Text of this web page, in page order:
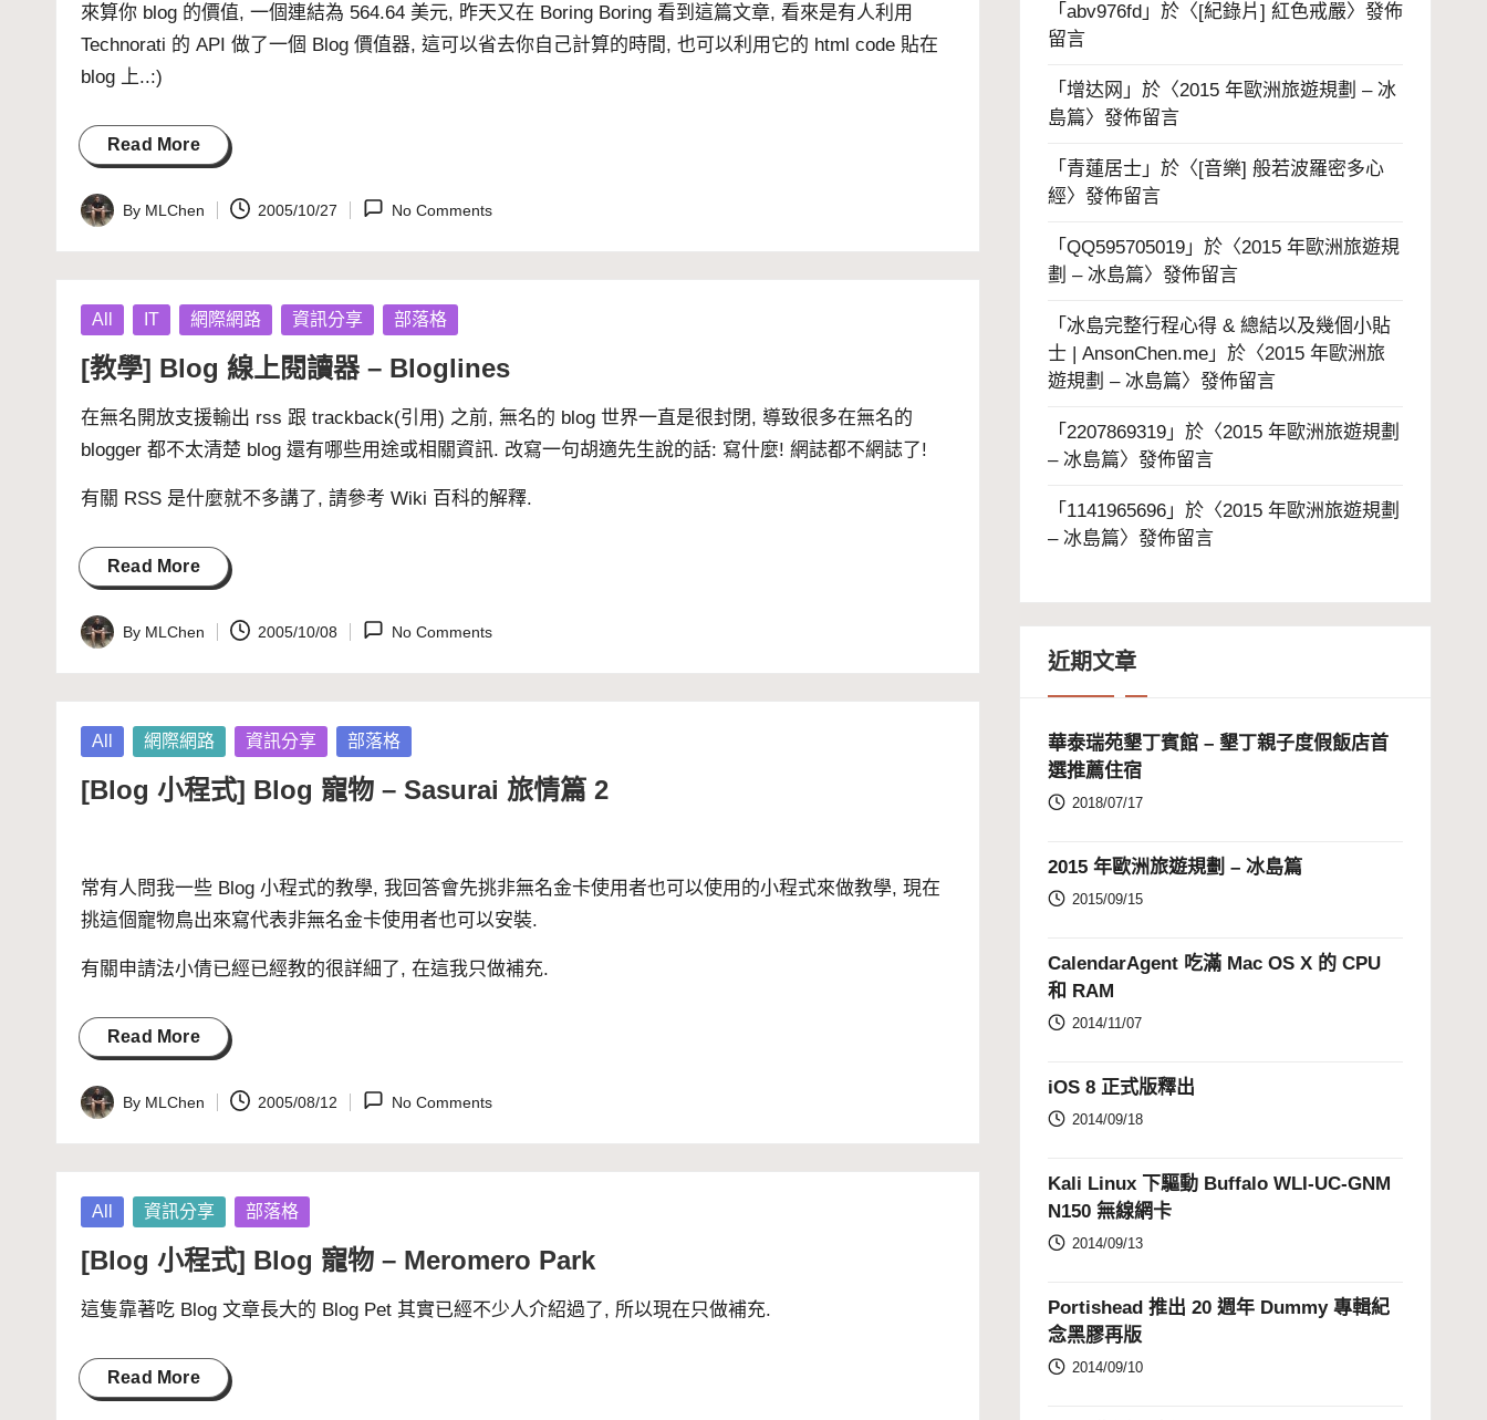
來算你 blog 的價值, 一個連結為 564.64 美元, 昨天又在 Boring Boring 看到這篇文章, 看來是有人利用
Technorati 的 API 做了一個 Blog 價值器, 這可以省去你自己計算的時間, 也可以利用它的 html code 貼在
blog 上..:)
Read More
Posted
by
By MLChen 2005/10/27 No Comments
Posted
All IT 網際網路 資訊分享 部落格
[教學] Blog 線上閱讀器 – Bloglines
在無名 開放支援輸出 rss 跟 trackback(引用) 之前, 無名的 blog 世界一直是很封閉, 導致很多在無名的
blogger 都不太清楚 blog 還有哪些用途或相關資訊. 改寫一句胡適先生說的話: 寫什麼! 網誌都不網誌了!
有關 RSS 是什麼就不多講了, 請參考 Wiki 百科的解釋.
Read More
Posted
by
By MLChen 2005/10/08 No Comments
Posted
All 網際網路 資訊分享 部落格
[Blog 小程式] Blog 寵物 – Sasurai 旅情篇 2
常有人問我一些 Blog 小程式的教學, 我回答會先挑非無名金卡使用者也可以使用的小程式來做教學, 現在
挑這個寵物鳥出來寫代表非無名金卡使用者也可以安裝.
有關申請法小倩已經已經教的很詳細了, 在這我只做補充.
Read More
Posted
by
By MLChen 2005/08/12 No Comments
Posted
All 資訊分享 部落格
[Blog 小程式] Blog 寵物 – Meromero Park
這隻靠著吃 Blog 文章長大的 Blog Pet 其實已經不少人介紹過了, 所以現在只做補充.
Read More
「 abv976fd」於〈[紀錄片] 紅色戒嚴〉發佈
留言
「 增达网 」於〈2015 年歐洲旅遊規劃 – 冰
島篇〉發佈留言
「 青蓮居士」於〈[音樂] 般若波羅密多心
經〉發佈留言
「 QQ595705019」於〈2015 年歐洲旅遊規
劃 – 冰島篇〉發佈留言
「 冰島完整行程心得 & 總結以及幾個小貼
士 | AnsonChen.me」於〈2015 年歐洲旅
遊規劃 – 冰島篇〉發佈留言
「 2207869319」於〈2015 年歐洲旅遊規劃
– 冰島篇〉發佈留言
「 1141965696」於〈2015 年歐洲旅遊規劃
– 冰島篇〉發佈留言
近期文章
華泰瑞苑墾丁賓館 – 墾丁親子度假飯店首
選推薦住宿
2018/07/17
2015 年歐洲旅遊規劃 – 冰島篇
2015/09/15
CalendarAgent 吃滿 Mac OS X 的 CPU
和 RAM
2014/11/07
iOS 8 正式版釋出
2014/09/18
Kali Linux 下驅動 Buffalo WLI-UC-GNM
N150 無線網卡
2014/09/13
Portishead 推出 20 週年 Dummy 專輯紀
念黑膠再版
2014/09/10